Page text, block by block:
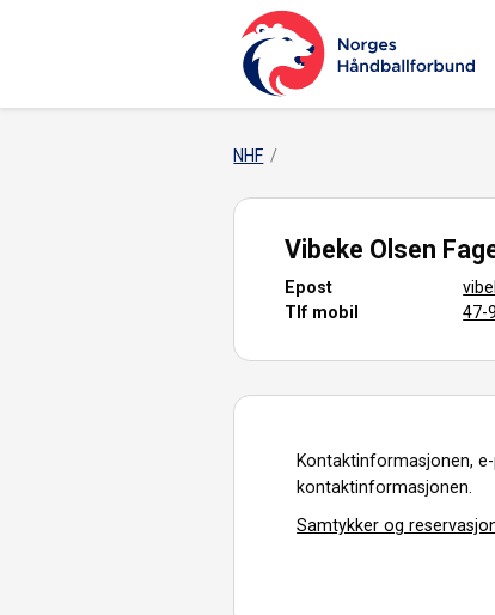
NHF
Vibeke Olsen
Epost
Tlf mobil
47-
Kontaktinformasjonen,
kontaktinformasjonen.
Samtykker og